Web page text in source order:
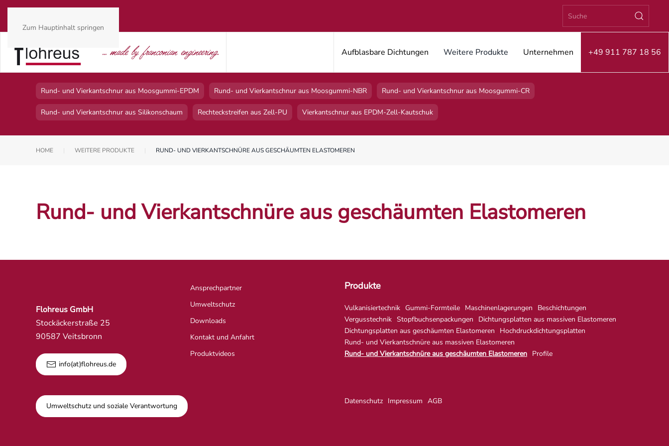
Zum Hauptinhalt springen
Aufblasbare Dichtungen Weitere Produkte Unternehmen +49 911 787 18 56
Rund- und Vierkantschnur aus Moosgummi-EPDM Rund- und Vierkantschnur aus Moosgummi-NBR Rund- und Vierkantschnur aus Moosgummi-CR
Rund- und Vierkantschnur aus Silikonschaum Rechteckstreifen aus Zell-PU Vierkantschnur aus EPDM-Zell-Kautschuk
HOME WEITERE PRODUKTE RUND- UND VIERKANTSCHNÜRE AUS GESCHÄUMTEN ELASTOMEREN
Rund- und Vierkantschnüre aus geschäumten Elastomeren
Flohreus GmbH
Stockäckerstraße 25
90587 Veitsbronn
info(at)flohreus.de
Ansprechpartner
Umweltschutz
Downloads
Kontakt und Anfahrt
Produktvideos
Produkte
Vulkanisiertechnik Gummi-Formteile Maschinenlagerungen
Beschichtungen
Vergusstechnik Stopfbuchsenpackungen
Dichtungsplatten aus massiven Elastomeren
Dichtungsplatten aus geschäumten Elastomeren
Hochdruckdichtungsplatten
Rund- und Vierkantschnüre aus massiven Elastomeren
Rund- und Vierkantschnüre aus geschäumten Elastomeren Profile
Umweltschutz und soziale Verantwortung
Datenschutz Impressum AGB